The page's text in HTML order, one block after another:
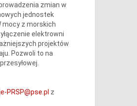
zmian w
jednostek
mocy z morskich
elektrowni
projektów
Pozwoli to na
PRSP@pse.pl z